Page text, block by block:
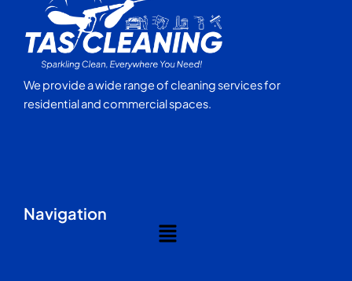
We provide a wide range of cleaning services for
residential and commercial spaces.
Navigation
Menu